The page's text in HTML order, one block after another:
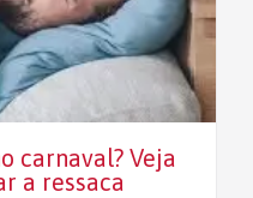
carnaval? Veja
a ressaca